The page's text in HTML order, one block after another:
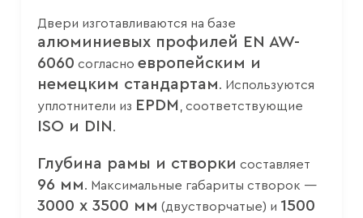
Двери изготавливаются на базе
алюминиевых профилей EN AW-
6060 согласно европейским и
немецким стандартам. Используются
уплотнители из EPDM , соответствующие
ISO и DIN .
Глубина рамы и створки составляет
96 мм. Максимальные габариты створок —
3000 x 3500 мм (двустворчатые) и 1500